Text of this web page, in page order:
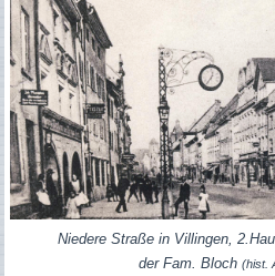
Niedere Straße in Villingen,
der Fam. Bloch (hist.